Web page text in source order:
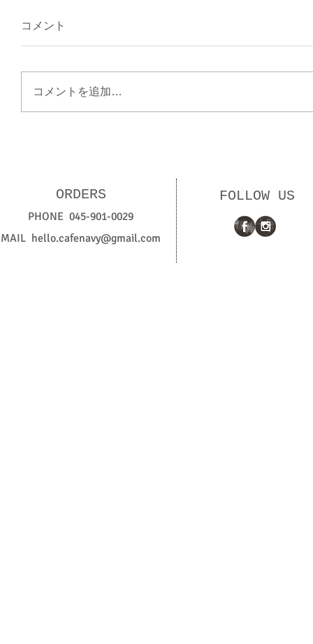
コメント
コメントを追加…
ORDERS
PHONE 045-901-0029
MAIL hello.cafenavy@gmail.com
FOLLOW US